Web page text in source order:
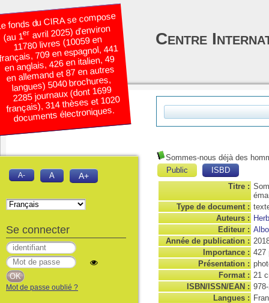
Sommes-nous déjà des
Public
ISBD
Titre :
Type de document :
Auteurs :
Editeur :
Année de publication :
Importance : 427
Présentation :
Format : 21
ISBN/ISSN/EAN :
Langues :
fonds du CIRA se compose
(au 1eravril 2025) d’environ
11780 livres (10059 en
709 en espagnol, 441
en anglais, 426 en italien, 49
en allemand et 87 en autres
langues) 5040 brochures,
2285 journaux (dont 1699
français), 314 thèses et 1020
documents électroniques.
Centre
A- A A+
Se connecter
Mot de passe oublié ?